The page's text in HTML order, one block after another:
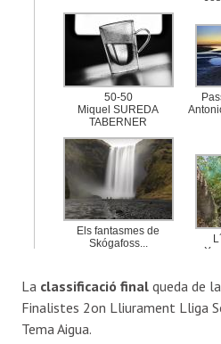
La classificació final queda de
Finalistes 2on Lliurament Lliga
Tema Aigua.